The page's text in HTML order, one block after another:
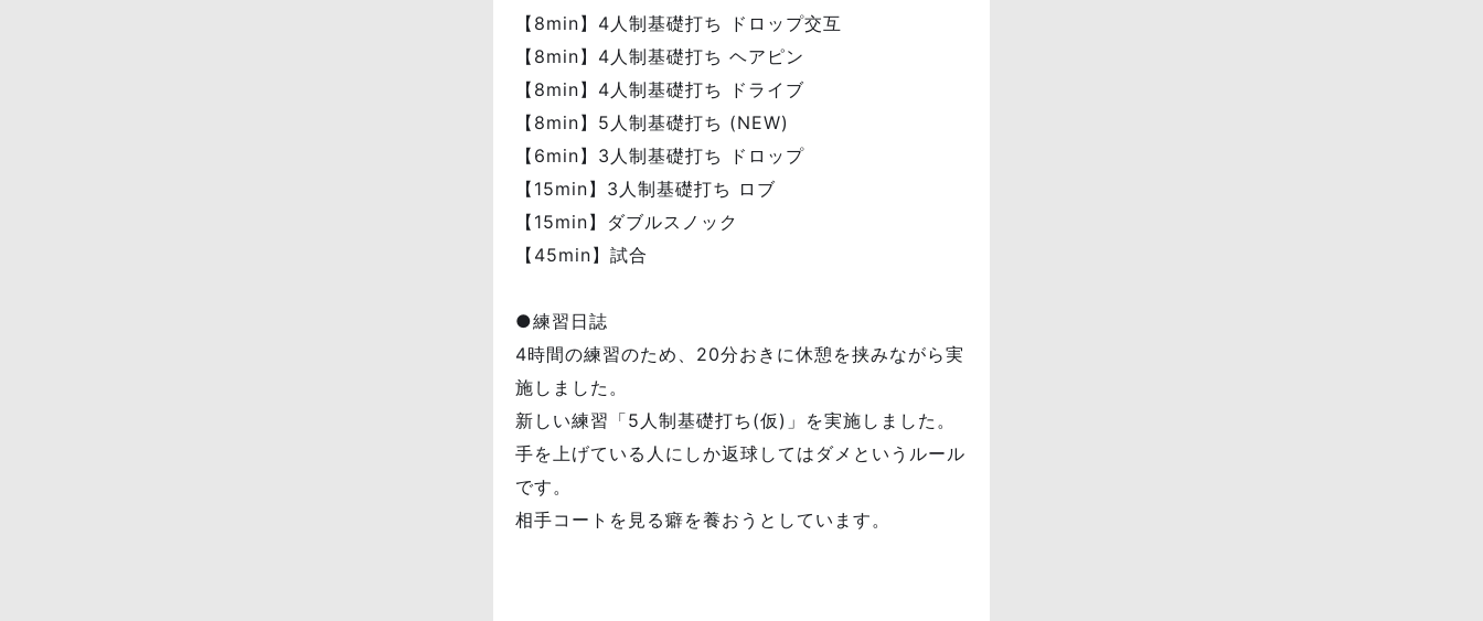
【8min】4人制基礎打ち ドロップ交互
【8min】4人制基礎打ち ヘアピン
【8min】4人制基礎打ち ドライブ
【8min】5人制基礎打ち (NEW)
【6min】3人制基礎打ち ドロップ
【15min】3人制基礎打ち ロブ
【15min】ダブルスノック
【45min】試合
●練習日誌
4時間の練習のため、20分おきに休憩を挟みながら実
施しました。
新しい練習「5人制基礎打ち(仮)」を実施しました。
手を上げている人にしか返球してはダメというルール
です。
相手コートを見る癖を養おうとしています。